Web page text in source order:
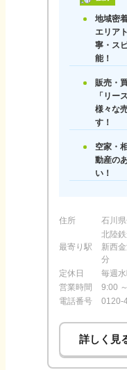
地域密
エリア
寧・ス
能！
販売・
「リー
様々な
す！
空家・
動産の
い！
住所 石川
最寄り駅
北陸
新西
分
定休日
毎週
営業時間
9:00
電話番号
0120-
詳しく見